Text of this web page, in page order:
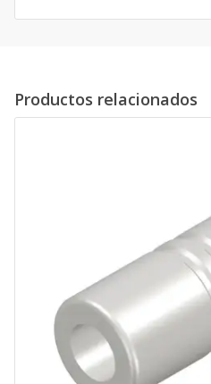
Productos relacionados